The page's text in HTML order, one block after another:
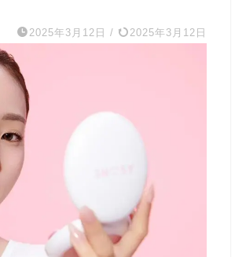
2025年3月12日 / 2025年3月12日